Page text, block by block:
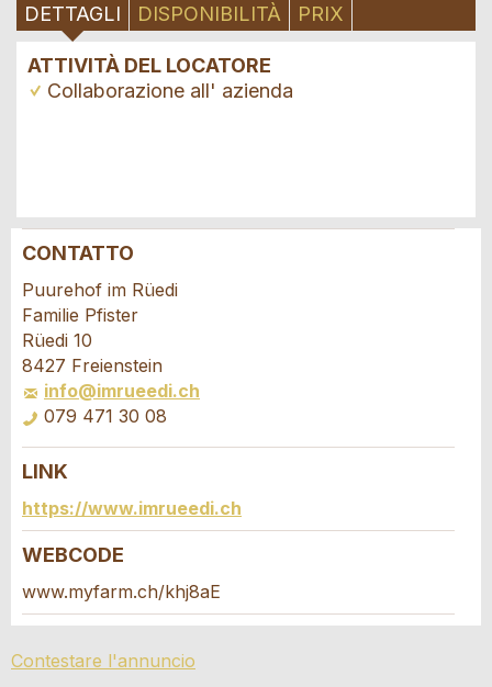
DETTAGLI DISPONIBILITÀ PRIX
ATTIVITÀ DEL LOCATORE
Collaborazione all' azienda
Contestare l'annuncio
Il tuo feedback è molto apprezzato!
Feedback generale
Questo annuncio non è più valido
Annuncio incompleto
Consigliamo l'annuncio
Raccomando questo annuncio agli amici.
CONTATTO
Puurehof im Rüedi
Familie Pfister
Rüedi 10
8427 Freienstein
info@imrueedi.ch
079 471 30 08
Richiesta di prenotazione
Scrivere un messaggio per tutte le persone
da contattare per questo annuncio.
LINK
https://www.imrueedi.ch
WEBCODE
www.myfarm.ch/khj8aE
Contestare l'annuncio